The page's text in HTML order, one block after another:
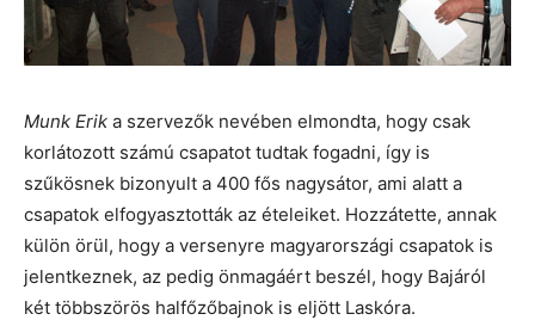
Munk Erik a szervezők nevében elmondta, hogy csak
korlátozott számú csapatot tudtak fogadni, így is
szűkösnek bizonyult a 400 fős nagysátor, ami alatt a
csapatok elfogyasztották az ételeiket. Hozzátette, annak
külön örül, hogy a versenyre magyarországi csapatok is
jelentkeznek, az pedig önmagáért beszél, hogy Bajáról
két többszörös halfőzőbajnok is eljött Laskóra.